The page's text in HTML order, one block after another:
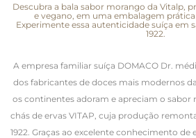
Descubra a bala sabor morango da Vitalp,
e vegano, em uma embalagem prática
Experimente essa autenticidade suíça em
1922.
A empresa familiar suíça DOMACO Dr.
dos fabricantes de doces mais modernos
os continentes adoram e apreciam o sabor
chás de ervas VITAP, cuja produção
1922. Graças ao excelente conhecimento de